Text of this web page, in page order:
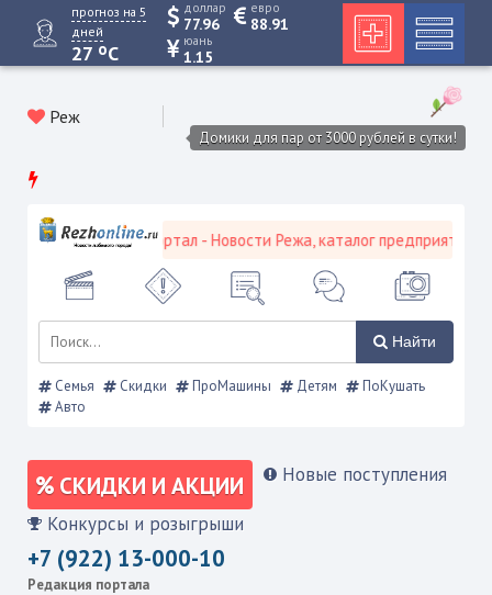
прогноз на 5
дней
27 oC
доллар
77.96
евро
88.91
юань
1.15
Реж
Домики для пар от 3000 рублей в сутки!
городской портал - Новости Режа, каталог предприятий,
Найти
Семья Скидки ПроМашины Детям
ПоКушать
Авто
СКИДКИ И АКЦИИ Новые поступления
Конкурсы и розыгрыши
+7 (922) 13-000-10
Редакция портала